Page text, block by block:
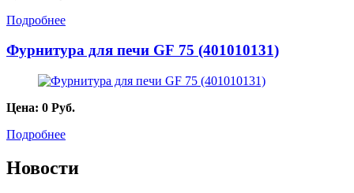
Подробнее
Фурнитура для печи GF 75 (401010131)
Цена: 0 Руб.
Подробнее
Новости